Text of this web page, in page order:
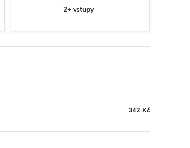
2+ vstupy
342 Kč